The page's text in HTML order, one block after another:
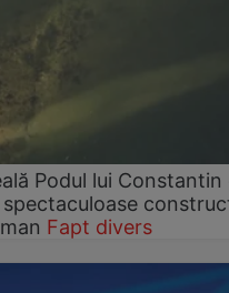
Podul lui Constantin
Fapt divers